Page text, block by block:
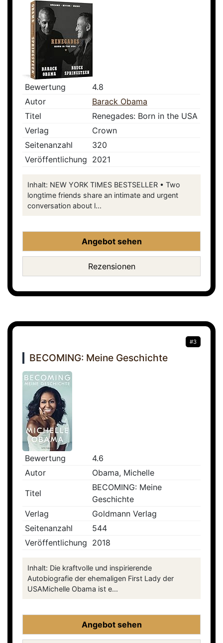
Bewertung
4.8
Autor
Barack Obama
Titel
Renegades: Born in the USA
Verlag
Crown
Seitenanzahl
320
Veröffentlichung 2021
Inhalt: NEW YORK TIMES BESTSELLER • Two
longtime friends share an intimate and urgent
conversation about l...
Angebot sehen
Rezensionen
#3
BECOMING: Meine Geschichte
Bewertung
4.6
Autor
Obama, Michelle
Titel
BECOMING: Meine
Geschichte
Verlag
Goldmann Verlag
Seitenanzahl
544
Veröffentlichung 2018
Inhalt: Die kraftvolle und inspirierende
Autobiografie der ehemaligen First Lady der
USAMichelle Obama ist e...
Angebot sehen